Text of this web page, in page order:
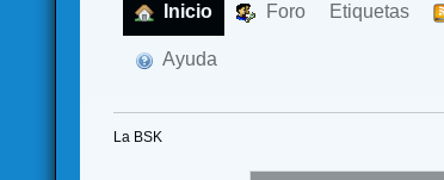
Inicio Foro Etiquetas
Ayuda
La BSK